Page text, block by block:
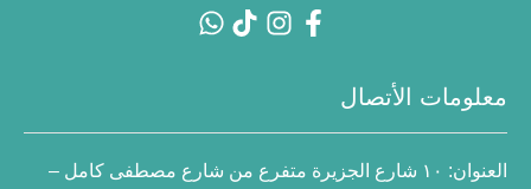
معلومات الأتصال
العنوان:
١٠ شارع الجزيرة متفرع من شارع مصطفى كامل –